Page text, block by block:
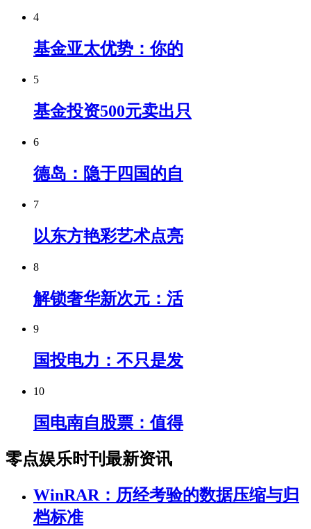
4
基金亚太优势：你的
5
基金投资500元卖出只
6
德岛：隐于四国的自
7
以东方艳彩艺术点亮
8
解锁奢华新次元：活
9
国投电力：不只是发
10
国电南自股票：值得
零点娱乐时刊最新资讯
WinRAR：历经考验的数据压缩与归
档标准